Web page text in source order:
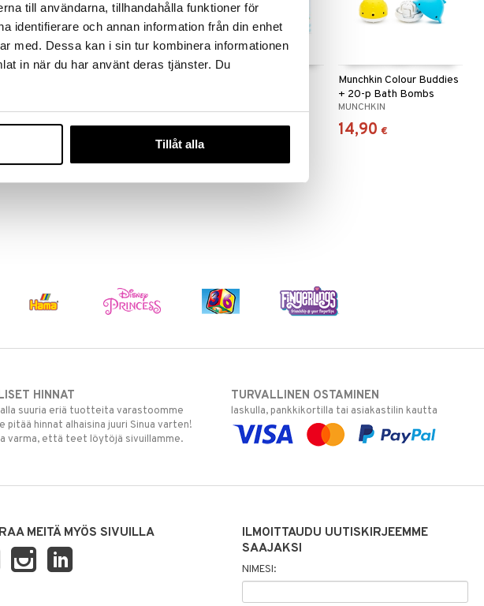
till användarna, tillhandahålla funktioner för
identifierare och annan information från din enhet
med. Dessa kan i sin tur kombinera informationen
in när du har använt deras tjänster. Du
Tillåt alla
6,90 9,90
Munchkin Colour Buddies
+ 20-p Bath Bombs
MUNCHKIN
14,90 €
HINNAT
suuria eriä tuotteita varastoomme
pitää hinnat alhaisina juuri Sinua varten!
varma, että teet löytöjä sivuillamme.
TURVALLINEN OSTAMINEN
laskulla, pankkikortilla tai asiakastilin kautta
MEITÄ MYÖS SIVUILLA
ILMOITTAUDU UUTISKIRJEEMME
SAAJAKSI
NIMESI: